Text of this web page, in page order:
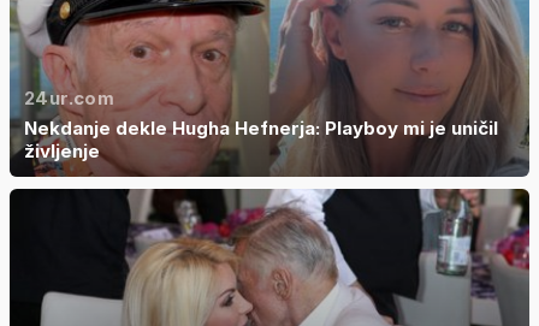
24ur.com
Nekdanje dekle Hugha Hefnerja: Playboy mi je uničil
življenje